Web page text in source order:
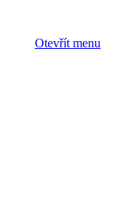
Otevřít menu